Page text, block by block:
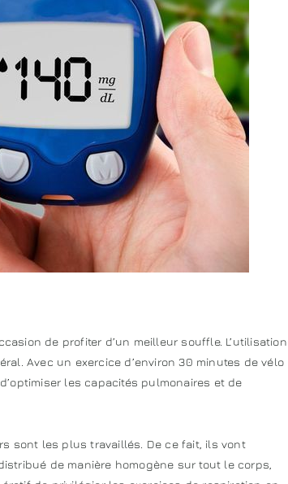
de profiter d’un meilleur souffle. L’utilisation
Avec un exercice d’environ 30 minutes de vélo
les capacités pulmonaires et de
sont les plus travaillés. De ce fait, ils vont
de manière homogène sur tout le corps,